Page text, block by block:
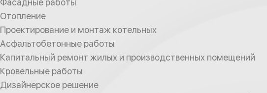
Фасадные работы
Отопление
Проектирование и монтаж котельных
Асфальтобетонные работы
Капитальный ремонт жилых и производственных помещений
Кровельные работы
Дизайнерское решение